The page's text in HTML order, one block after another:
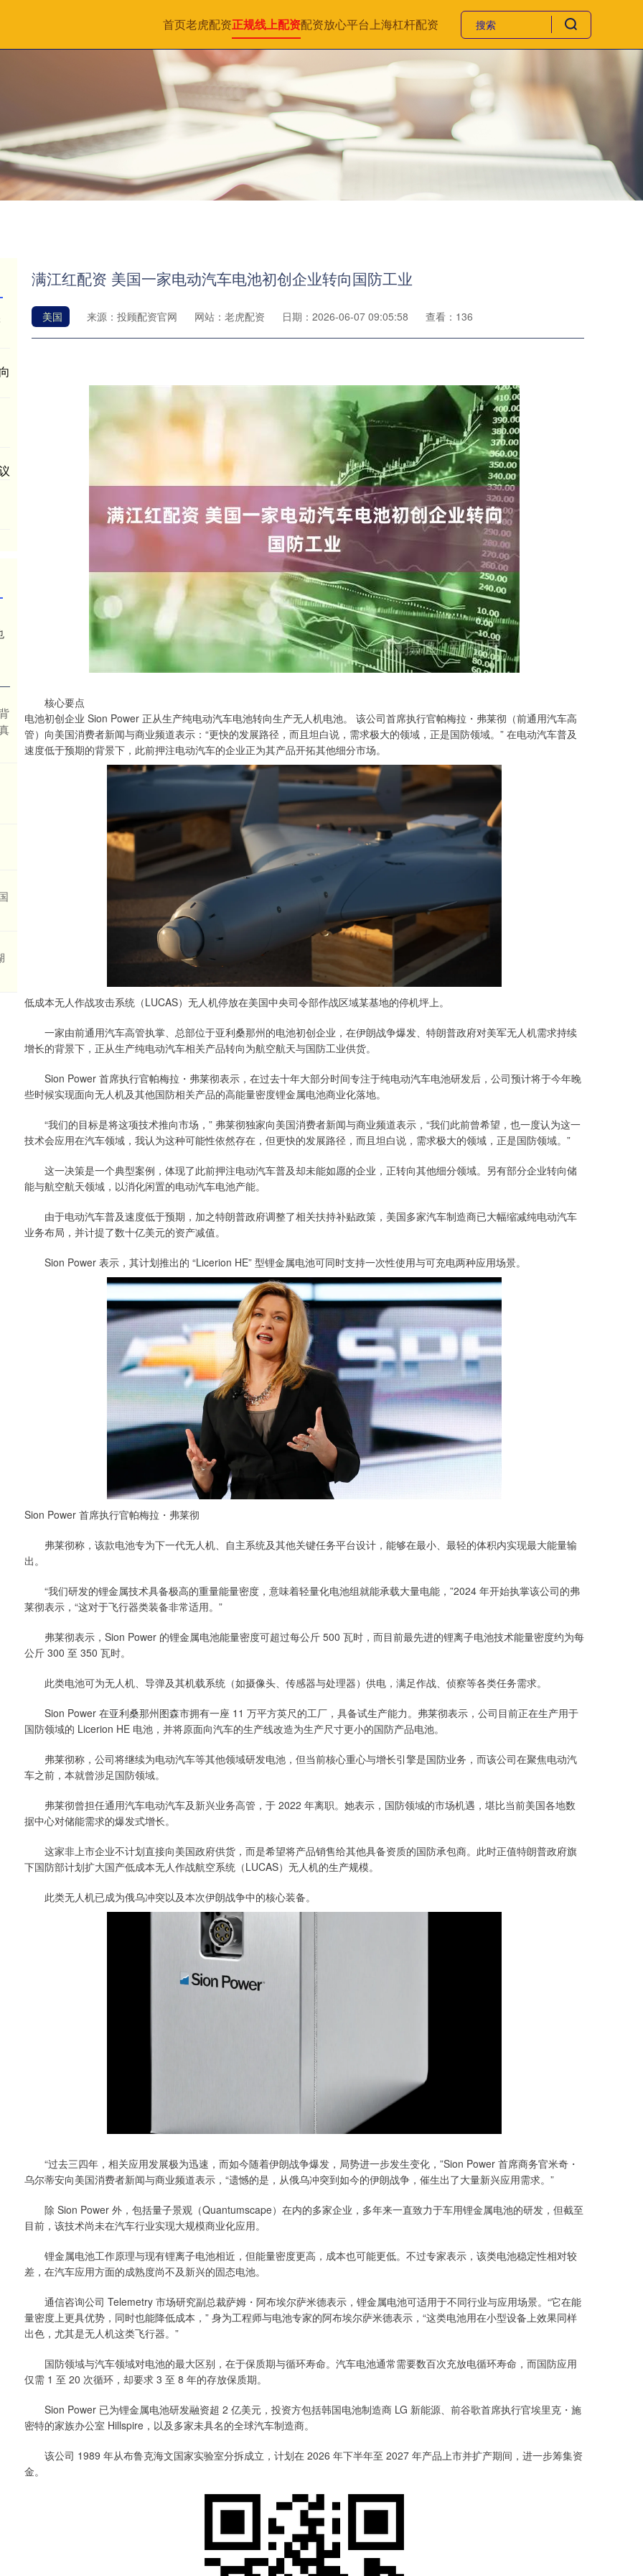
首页老虎配资正规线上配资配资放心平台上海杠杆配资
满江红配资 美国一家电动汽车电池初创企业转向国防工业
美国 来源：投顾配资官网 网站：老虎配资 日期：2026-06-07 09:05:58 查看：136
核心要点
电池初创企业 Sion Power 正从生产纯电动汽车电池转向生产无人机电池。 该公司首席执行官帕梅拉・弗莱彻（前通用汽车高
管）向美国消费者新闻与商业频道表示：“更快的发展路径，而且坦白说，需求极大的领域，正是国防领域。” 在电动汽车普及
速度低于预期的背景下，此前押注电动汽车的企业正为其产品开拓其他细分市场。
低成本无人作战攻击系统（LUCAS）无人机停放在美国中央司令部作战区域某基地的停机坪上。
一家由前通用汽车高管执掌、总部位于亚利桑那州的电池初创企业，在伊朗战争爆发、特朗普政府对美军无人机需求持续
增长的背景下，正从生产纯电动汽车相关产品转向为航空航天与国防工业供货。
Sion Power 首席执行官帕梅拉・弗莱彻表示，在过去十年大部分时间专注于纯电动汽车电池研发后，公司预计将于今年晚
些时候实现面向无人机及其他国防相关产品的高能量密度锂金属电池商业化落地。
“我们的目标是将这项技术推向市场，” 弗莱彻独家向美国消费者新闻与商业频道表示，“我们此前曾希望，也一度认为这一
技术会应用在汽车领域，我认为这种可能性依然存在，但更快的发展路径，而且坦白说，需求极大的领域，正是国防领域。”
这一决策是一个典型案例，体现了此前押注电动汽车普及却未能如愿的企业，正转向其他细分领域。另有部分企业转向储
能与航空航天领域，以消化闲置的电动汽车电池产能。
由于电动汽车普及速度低于预期，加之特朗普政府调整了相关扶持补贴政策，美国多家汽车制造商已大幅缩减纯电动汽车
业务布局，并计提了数十亿美元的资产减值。
Sion Power 表示，其计划推出的 “Licerion HE” 型锂金属电池可同时支持一次性使用与可充电两种应用场景。
Sion Power 首席执行官帕梅拉・弗莱彻
弗莱彻称，该款电池专为下一代无人机、自主系统及其他关键任务平台设计，能够在最小、最轻的体积内实现最大能量输
出。
“我们研发的锂金属技术具备极高的重量能量密度，意味着轻量化电池组就能承载大量电能，”2024 年开始执掌该公司的弗
莱彻表示，“这对于飞行器类装备非常适用。”
弗莱彻表示，Sion Power 的锂金属电池能量密度可超过每公斤 500 瓦时，而目前最先进的锂离子电池技术能量密度约为每
公斤 300 至 350 瓦时。
此类电池可为无人机、导弹及其机载系统（如摄像头、传感器与处理器）供电，满足作战、侦察等各类任务需求。
Sion Power 在亚利桑那州图森市拥有一座 11 万平方英尺的工厂，具备试生产能力。弗莱彻表示，公司目前正在生产用于
国防领域的 Licerion HE 电池，并将原面向汽车的生产线改造为生产尺寸更小的国防产品电池。
弗莱彻称，公司将继续为电动汽车等其他领域研发电池，但当前核心重心与增长引擎是国防业务，而该公司在聚焦电动汽
车之前，本就曾涉足国防领域。
弗莱彻曾担任通用汽车电动汽车及新兴业务高管，于 2022 年离职。她表示，国防领域的市场机遇，堪比当前美国各地数
据中心对储能需求的爆发式增长。
这家非上市企业不计划直接向美国政府供货，而是希望将产品销售给其他具备资质的国防承包商。此时正值特朗普政府旗
下国防部计划扩大国产低成本无人作战航空系统（LUCAS）无人机的生产规模。
此类无人机已成为俄乌冲突以及本次伊朗战争中的核心装备。
“过去三四年，相关应用发展极为迅速，而如今随着伊朗战争爆发，局势进一步发生变化，”Sion Power 首席商务官米奇・
乌尔蒂安向美国消费者新闻与商业频道表示，“遗憾的是，从俄乌冲突到如今的伊朗战争，催生出了大量新兴应用需求。”
除 Sion Power 外，包括量子景观（Quantumscape）在内的多家企业，多年来一直致力于车用锂金属电池的研发，但截至
目前，该技术尚未在汽车行业实现大规模商业化应用。
锂金属电池工作原理与现有锂离子电池相近，但能量密度更高，成本也可能更低。不过专家表示，该类电池稳定性相对较
差，在汽车应用方面的成熟度尚不及新兴的固态电池。
通信咨询公司 Telemetry 市场研究副总裁萨姆・阿布埃尔萨米德表示，锂金属电池可适用于不同行业与应用场景。“它在能
量密度上更具优势，同时也能降低成本，” 身为工程师与电池专家的阿布埃尔萨米德表示，“这类电池用在小型设备上效果同样
出色，尤其是无人机这类飞行器。”
国防领域与汽车领域对电池的最大区别，在于保质期与循环寿命。汽车电池通常需要数百次充放电循环寿命，而国防应用
仅需 1 至 20 次循环，却要求 3 至 8 年的存放保质期。
Sion Power 已为锂金属电池研发融资超 2 亿美元，投资方包括韩国电池制造商 LG 新能源、前谷歌首席执行官埃里克・施
密特的家族办公室 Hillspire，以及多家未具名的全球汽车制造商。
该公司 1989 年从布鲁克海文国家实验室分拆成立，计划在 2026 年下半年至 2027 年产品上市并扩产期间，进一步筹集资
金。